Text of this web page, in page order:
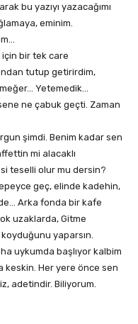
bu yazıyı yazacağımı
eminim.
bir tek care
tutup getirirdim,
Yetemedik…
ne çabuk geçti. Zaman
şimdi. Benim kadar sen
mi alacaklı
teselli olur mu dersin?
geç, elinde kadehin,
Arka fonda bir kafe
uzaklarda, Gitme
yaparsın.
uykumda başlıyor kalbim
keskin. Her yere önce sen
adetindir. Biliyorum.